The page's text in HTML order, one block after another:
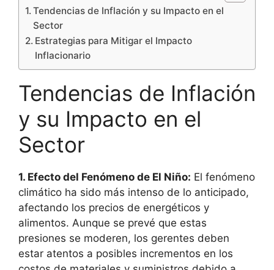
Tendencias de Inflación y su Impacto en el
Sector
Estrategias para Mitigar el Impacto
Inflacionario
Tendencias de Inflación
y su Impacto en el
Sector
1. Efecto del Fenómeno de El Niño: El fenómeno
climático ha sido más intenso de lo anticipado,
afectando los precios de energéticos y
alimentos. Aunque se prevé que estas
presiones se moderen, los gerentes deben
estar atentos a posibles incrementos en los